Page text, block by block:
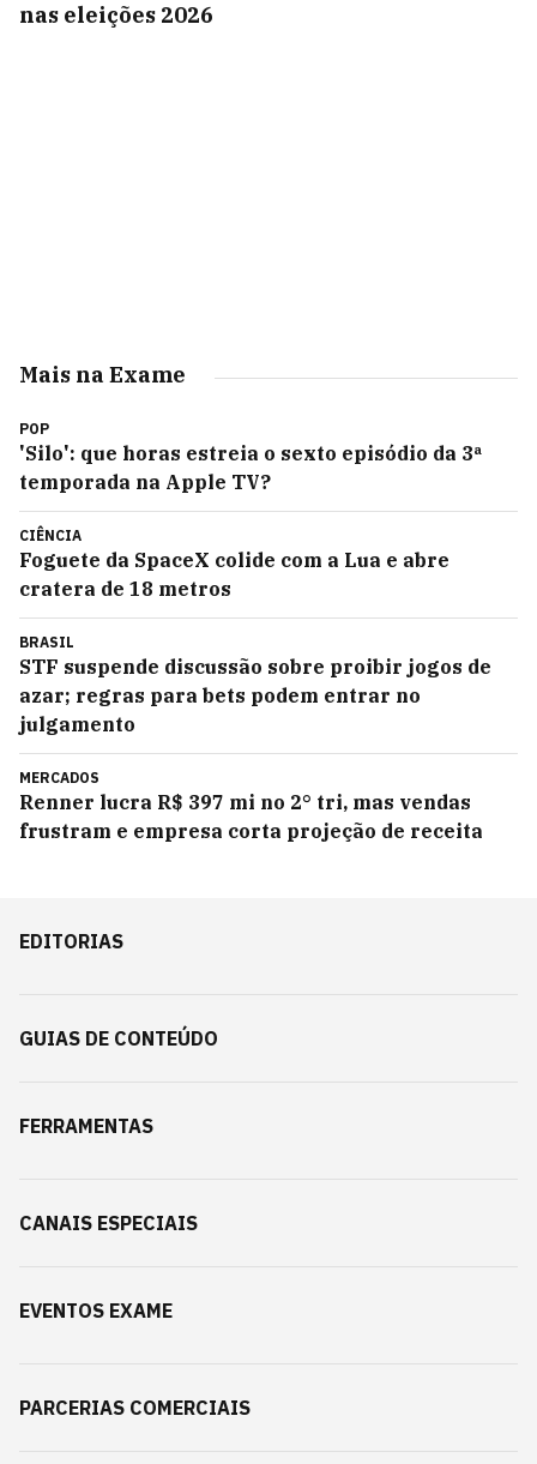
nas eleições 2026
Mais na Exame
POP
'Silo': que horas estreia o sexto episódio da 3ª
temporada na Apple TV?
CIÊNCIA
Foguete da SpaceX colide com a Lua e abre
cratera de 18 metros
BRASIL
STF suspende discussão sobre proibir jogos de
azar; regras para bets podem entrar no
julgamento
MERCADOS
Renner lucra R$ 397 mi no 2° tri, mas vendas
frustram e empresa corta projeção de receita
EDITORIAS
GUIAS DE CONTEÚDO
FERRAMENTAS
CANAIS ESPECIAIS
EVENTOS EXAME
PARCERIAS COMERCIAIS